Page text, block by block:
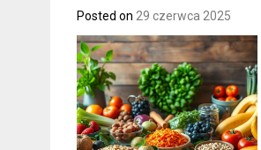
Posted on 29 czerwca 2025